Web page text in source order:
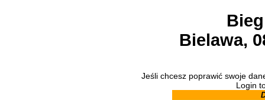
Bielawa,
Jeśli chcesz poprawić swoje
Login